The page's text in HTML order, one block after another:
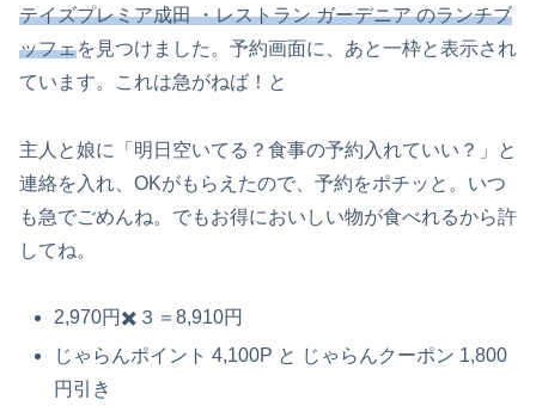
テイズプレミア成田 ・レストランガーデニアのランチブ
ッフェを見つけました。予約画面に、あと一枠と表示され
ています。これは急がねば！と
主人と娘に「明日空いてる？食事の予約入れていい？」と
連絡を入れ、OKがもらえたので、予約をポチッと。いつ
も急でごめんね。でもお得においしい物が食べれるから許
してね。
2,970円✖️３＝8,910円
じゃらんポイント 4,100P と じゃらんクーポン 1,800
円引き